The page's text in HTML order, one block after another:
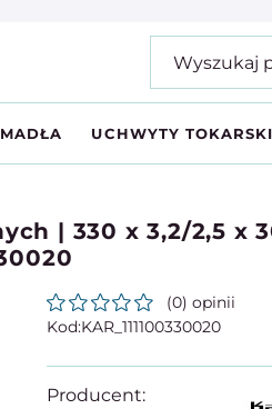
UCHWYTY
| 330 x 3,2/2,5 x
(0) opinii
KAR_111100330020
Producent: